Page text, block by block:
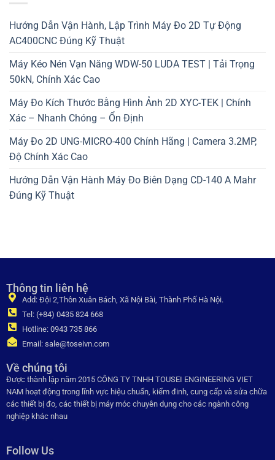
Hướng Dẫn Vận Hành, Lập Trình Máy Đo 2D Tự Động
AC400CNC Đúng Kỹ Thuật
Máy Kéo Nén Vạn Năng WDW-50 LUDA TEST | Tải Trọng
50kN, Chính Xác Cao
Máy Đo Kích Thước Bằng Hình Ảnh 2D XYC-TEK | Chính
Xác – Nhanh Chóng – Ổn Định
Máy Đo 2D UNG-MICRO-400 Chính Hãng | Camera 3.2MP,
Độ Chính Xác Cao
Hướng Dẫn Vận Hành Máy Đo Biên Dạng CD-140 A Mahr
Đúng Kỹ Thuật
Thông tin liên hệ
Add: Đội 2,Thôn Xuân Bách, Xã Nội Bài, Thành Phố Hà Nội.
Tel: (+84) 0435 824 668
Hotline: 0943 735 866
Email: sale@toseivn.com
Về chúng tôi
Được thành lập năm 2015 CÔNG TY TNHH TOUSEI ENGINEERING VIET
NAM hoạt động trong lĩnh vực hiệu chuẩn, kiểm đinh, cung cấp và sửa chữa
các thiết bị đo, các thiết bị máy móc chuyên dụng cho các ngành công
nghiệp khác nhau
Follow Us